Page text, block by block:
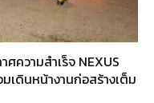
ศความสำเร็จ NEXUS
เดินหน้างานก่อสร้างเต็ม